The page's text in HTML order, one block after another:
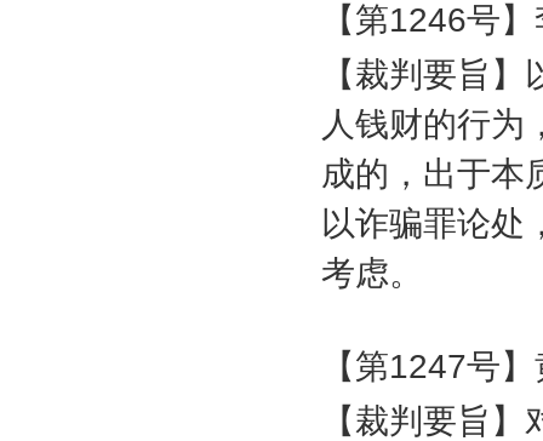
【第1246号】
【裁判要旨
人钱财的行为
成的，出于本
以诈骗罪论处
考虑。
【第1247号】
【裁判要旨